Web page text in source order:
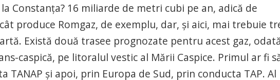
Constanţa? 16 miliarde de metri cubi pe an, adică de
produce Romgaz, de exemplu, dar, şi aici, mai trebuie
Există două trasee prognozate pentru acest gaz,
caspică, pe litoralul vestic al Mării Caspice. Primul ar fi
TANAP şi apoi, prin Europa de Sud, prin conducta TAP. Al